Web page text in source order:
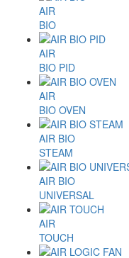
AIR
BIO
AIR
BIO PID
AIR
BIO OVEN
AIR BIO
STEAM
AIR BIO
UNIVERSAL
AIR
TOUCH